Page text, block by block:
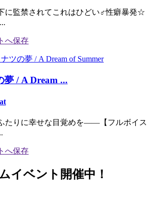
に監禁されてこれはひどい♂性癖暴発☆
夢 / A Dream ...
たりに幸せな目覚めを――【フルボイス
イベント開催中！